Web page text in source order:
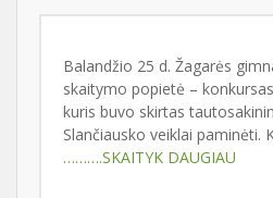
Balandžio 25 d. Žagarės
skaitymo popietė –
kuris buvo skirtas
Slančiausko veiklai paminėti.
……….SKAITYK DAUGIAU